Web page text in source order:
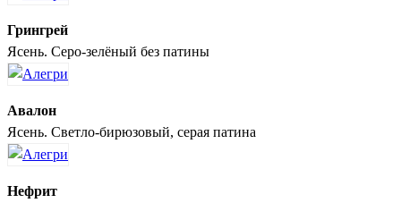
Грингрей
Ясень. Серо-зелёный без патины
Авалон
Ясень. Светло-бирюзовый, серая патина
Нефрит